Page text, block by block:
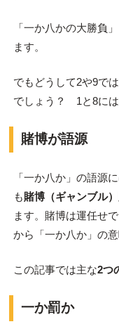
「一か八かの大勝負
ます。
でもどうして2や9では
でしょう？ 1と8には
賭博が語源
「一か八か」の語源
も賭博（ギャンブル
ます。賭博は運任せ
から「一か八か」の
この記事では主な2つ
一か罰か